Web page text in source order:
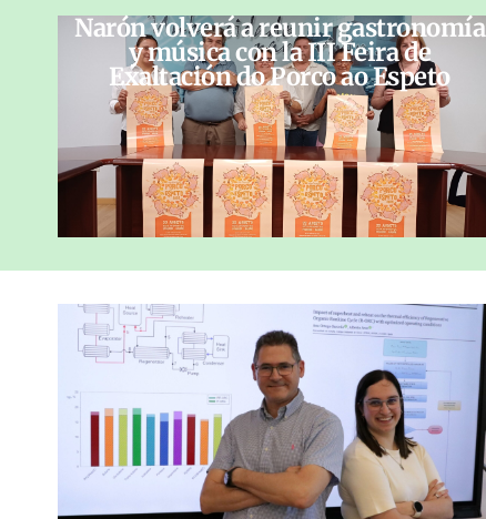
Narón volverá a reunir gastronomía
y música con la III Feira de
Exaltación do Porco ao Espeto